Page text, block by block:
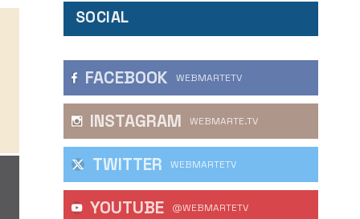
SOCIAL
FACEBOOK WEBMARTETV
INSTAGRAM WEBMARTE.TV
TWITTER WEBMARTETV
YOUTUBE @WEBMARTETV